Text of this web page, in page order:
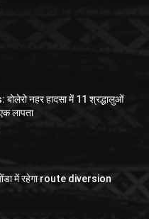
नहर हादसा में 11 श्रद्धालुओं
लापता
में रहेगा route diversion